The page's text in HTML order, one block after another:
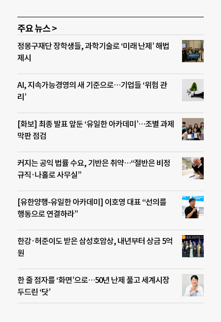
주요 뉴스 >
정몽구재단 장학생들, 과학기술로 ‘미래 난제’ 해법
제시
AI, 지속가능경영의 새 기준으로…기업들 ‘위험 관
리’
[화보] 최종 발표 앞둔 ‘유일한 아카데미’…조별 과제
막판 점검
커지는 공익 법률 수요, 기반은 취약…“절반은 비정
규직·나홀로 사무실”
[유한양행-유일한 아카데미] 이호영 대표 “선의를
행동으로 연결하라”
한강·허준이도 받은 삼성호암상, 내년부터 상금 5억
원
한 줄 점자를 ‘화면’으로…50년 난제 풀고 세계시장
두드린 ‘닷’